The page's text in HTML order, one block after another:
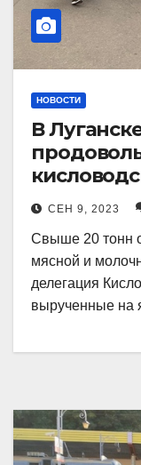
НОВОСТИ
В
СЕН 9, 2023
Свыше 20 тонн
мясной и
делегация
вырученные на